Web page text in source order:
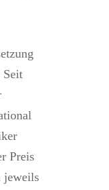
Seit
Preis
jeweils